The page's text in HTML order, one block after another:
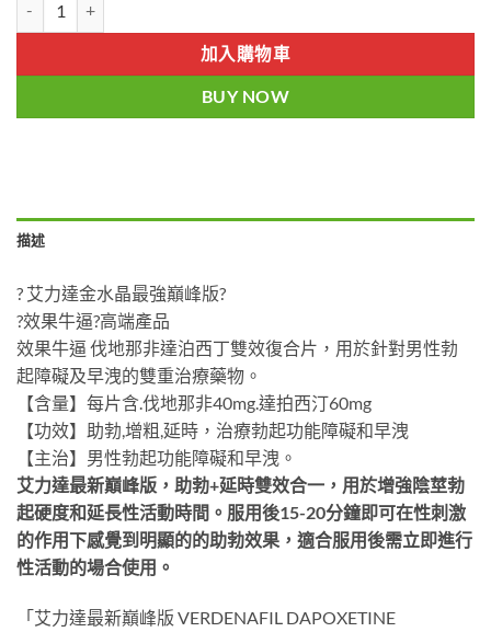
加入購物車
BUY NOW
描述
? 艾力達金水晶最強巔峰版?
?效果牛逼?高端產品
效果牛逼 伐地那非達泊西丁雙效復合片，用於針對男性勃
起障礙及早洩的雙重治療藥物。
【含量】每片含.伐地那非40mg.達拍西汀60mg
【功效】助勃,增粗,延時，治療勃起功能障礙和早洩
【主治】男性勃起功能障礙和早洩。
艾力達最新巔峰版，助勃+延時雙效合一，用於增強陰莖勃
起硬度和延長性活動時間。服用後15-20分鐘即可在性刺激
的作用下感覺到明顯的的助勃效果，適合服用後需立即進行
性活動的場合使用。
「艾力達最新巔峰版 VERDENAFIL DAPOXETINE